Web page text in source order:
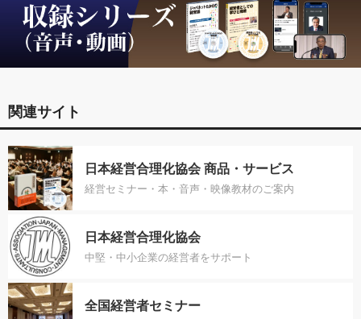
関連サイト
日本経営合理化協会 商品・サービス
経営セミナー・本・音声・映像教材のご案内
日本経営合理化協会
中堅・中小企業の経営者をサポート
全国経営者セミナー